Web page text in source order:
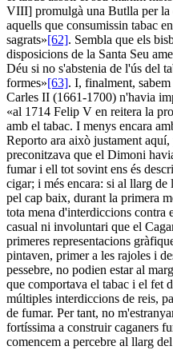
VIII] promulgà una Butlla per la
aquells que consumissin tabac
sagrats»[62]. Sembla que els
disposicions de la Santa Seu
Déu si no s'abstenia de l'ús del
formes»[63]. I, finalment,
Carles II (1661-1700) n'havia
«al 1714 Felip V en reitera la
amb el tabac. I menys encara
Reporto ara això justament
preconitzava que el Dimoni
fumar i ell tot sovint ens és
cigar; i més encara: si al llarg
pel cap baix, durant la primera
tota mena d'interdiccions contra
casual ni involuntari que el
primeres representacions
pintaven, primer a les rajoles i
pessebre, no podien estar al
que comportava el tabac i el fet
múltiples interdiccions de reis,
de fumar. Per tant, no
fortíssima a construir caganers
comencem a percebre al llarg